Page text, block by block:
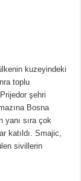
kuzeyindeki
toplu
şehri
Bosna
yanı sıra çok
katıldı. Smajic,
sivillerin